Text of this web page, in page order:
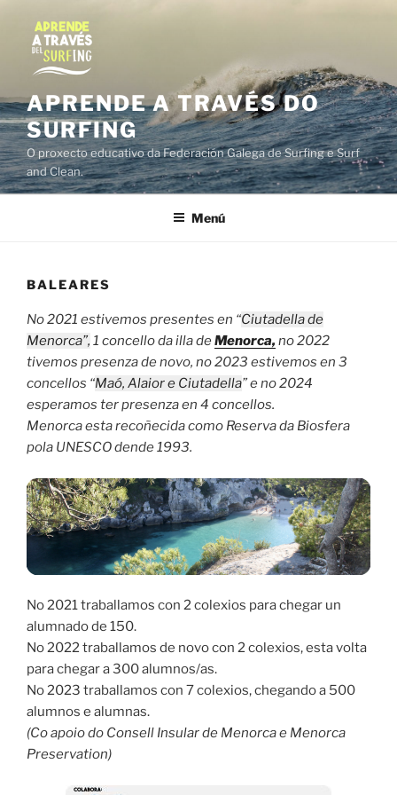
contido
APRENDE A TRAVÉS DO
SURFING
O proxecto educativo da Federación Galega de Surfing e Surf
and Clean.
Menú
BALEARES
No 2021 estivemos presentes en “Ciutadella de
Menorca”, 1 concello da illa deMenorca,no 2022
tivemos presenza de novo, no 2023 estivemos en 3
concellos “Maó, Alaior e Ciutadella” e no 2024
esperamos ter presenza en 4 concellos.
Menorca esta recoñecida como Reserva da Biosfera
pola UNESCO dende 1993.
No 2021 traballamos con 2 colexios para chegar un
alumnado de 150.
No 2022 traballamos de novo con 2 colexios, esta volta
para chegar a 300 alumnos/as.
No 2023 traballamos con 7 colexios, chegando a 500
alumnos e alumnas.
(Co apoio do Consell Insular de Menorca e Menorca
Preservation)